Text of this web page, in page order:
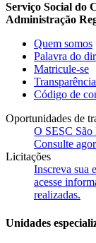
Serviço Social do
Administração
Quem somos
Palavra do
Matricule-se
Transparência
Código de
Oportunidades de
O SESC São
Consulte
Licitações
Inscreva sua
acesse
realizadas.
Unidades